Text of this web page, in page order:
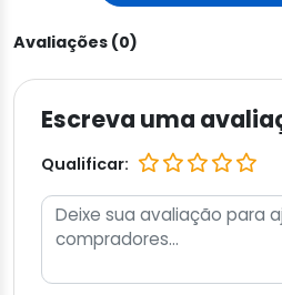
Avaliações (0)
Escreva uma
Qualificar: